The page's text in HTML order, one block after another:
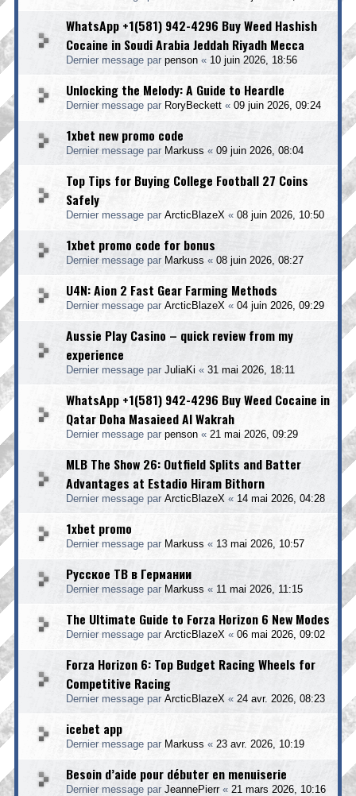
WhatsApp +1(581) 942-4296 Buy Weed Hashish
Cocaine in Soudi Arabia Jeddah Riyadh Mecca
Dernier message par penson « 10 juin 2026, 18:56
Unlocking the Melody: A Guide to Heardle
Dernier message par RoryBeckett « 09 juin 2026, 09:24
1xbet new promo code
Dernier message par Markuss « 09 juin 2026, 08:04
Top Tips for Buying College Football 27 Coins
Safely
Dernier message par ArcticBlazeX « 08 juin 2026, 10:50
1xbet promo code for bonus
Dernier message par Markuss « 08 juin 2026, 08:27
U4N: Aion 2 Fast Gear Farming Methods
Dernier message par ArcticBlazeX « 04 juin 2026, 09:29
Aussie Play Casino – quick review from my
experience
Dernier message par JuliaKi « 31 mai 2026, 18:11
WhatsApp +1(581) 942-4296 Buy Weed Cocaine in
Qatar Doha Masaieed Al Wakrah
Dernier message par penson « 21 mai 2026, 09:29
MLB The Show 26: Outfield Splits and Batter
Advantages at Estadio Hiram Bithorn
Dernier message par ArcticBlazeX « 14 mai 2026, 04:28
1xbet promo
Dernier message par Markuss « 13 mai 2026, 10:57
Русское ТВ в Германии
Dernier message par Markuss « 11 mai 2026, 11:15
The Ultimate Guide to Forza Horizon 6 New Modes
Dernier message par ArcticBlazeX « 06 mai 2026, 09:02
Forza Horizon 6: Top Budget Racing Wheels for
Competitive Racing
Dernier message par ArcticBlazeX « 24 avr. 2026, 08:23
icebet app
Dernier message par Markuss « 23 avr. 2026, 10:19
Besoin d’aide pour débuter en menuiserie
Dernier message par JeannePierr« 21 mars 2026, 10:16